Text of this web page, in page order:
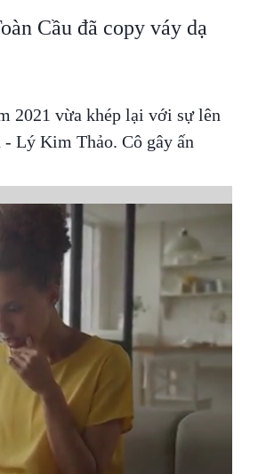
Cầu đã copy váy dạ
2021 vừa khép lại với sự lên
Lý Kim Thảo. Cô gây ấn